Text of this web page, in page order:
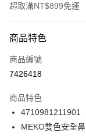
超取滿NT$899免運
信用卡一次付款
超商取貨付款
Apple Pay
街口支付
商品特色
商品編號
7426418
商品特色
4710981211901
MEKO雙色安全